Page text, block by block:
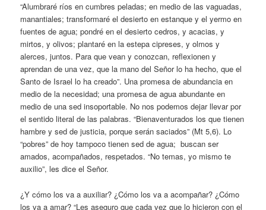
“Alumbraré ríos en cumbres peladas; en medio de las vaguadas,
manantiales; transformaré el desierto en estanque y el yermo en
fuentes de agua; pondré en el desierto cedros, y acacias, y
mirtos, y olivos; plantaré en la estepa cipreses, y olmos y
alerces, juntos. Para que vean y conozcan, reflexionen y
aprendan de una vez, que la mano del Señor lo ha hecho, que el
Santo de Israel lo ha creado”. Una promesa de abundancia en
medio de la necesidad; una promesa de agua abundante en
medio de una sed insoportable. No nos podemos dejar llevar por
el sentido literal de las palabras. “Bienaventurados los que tienen
hambre y sed de justicia, porque serán saciados” (Mt 5,6). Lo
“pobres” de hoy tampoco tienen sed de agua; buscan ser
amados, acompañados, respetados. “No temas, yo mismo te
auxilio”, les dice el Señor.
¿Y cómo los va a auxiliar? ¿Cómo los va a acompañar? ¿Cómo
los va a amar? “Les aseguro que cada vez que lo hicieron con el